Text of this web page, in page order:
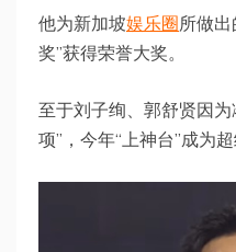
他为新加坡娱乐圈所做
奖”获得荣誉大奖。
至于刘子绚、郭舒贤因
项”，今年“上神台”成为超